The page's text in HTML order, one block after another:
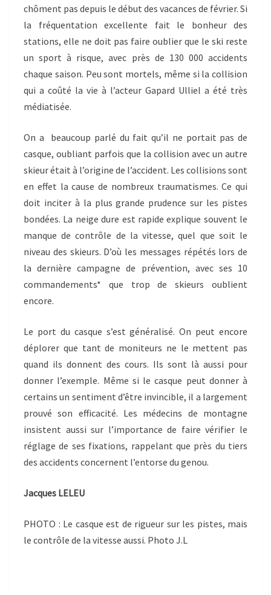
chôment pas depuis le début des vacances de février. Si
la fréquentation excellente fait le bonheur des
stations, elle ne doit pas faire oublier que le ski reste
un sport à risque, avec près de 130 000 accidents
chaque saison. Peu sont mortels, même si la collision
qui a coûté la vie à l’acteur Gapard Ulliel a été très
médiatisée.
On a beaucoup parlé du fait qu’il ne portait pas de
casque, oubliant parfois que la collision avec un autre
skieur était à l’origine de l’accident. Les collisions sont
en effet la cause de nombreux traumatismes. Ce qui
doit inciter à la plus grande prudence sur les pistes
bondées. La neige dure est rapide explique souvent le
manque de contrôle de la vitesse, quel que soit le
niveau des skieurs. D’où les messages répétés lors de
la dernière campagne de prévention, avec ses 10
commandements* que trop de skieurs oublient
encore.
Le port du casque s’est généralisé. On peut encore
déplorer que tant de moniteurs ne le mettent pas
quand ils donnent des cours. Ils sont là aussi pour
donner l’exemple. Même si le casque peut donner à
certains un sentiment d’être invincible, il a largement
prouvé son efficacité. Les médecins de montagne
insistent aussi sur l’importance de faire vérifier le
réglage de ses fixations, rappelant que près du tiers
des accidents concernent l’entorse du genou.
Jacques LELEU
PHOTO : Le casque est de rigueur sur les pistes, mais
le contrôle de la vitesse aussi. Photo J.L